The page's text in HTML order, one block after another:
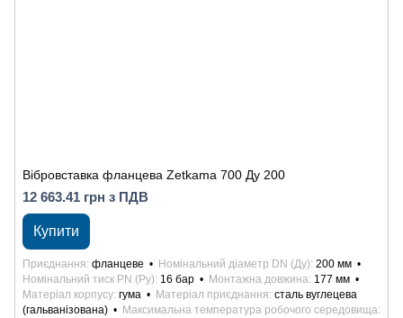
Вібровставка фланцева Zetkama 700 Ду 200
12 663.41 грн з ПДВ
Купити
Приєднання фланцеве Номінальний діаметр DN (Ду) 200 мм
Номінальний тиск PN (Ру) 16 бар Монтажна довжина 177 мм
Матеріал корпусу гума Матеріал приєднання сталь вуглецева
(гальванізована)
Максимальна температура робочого середовища